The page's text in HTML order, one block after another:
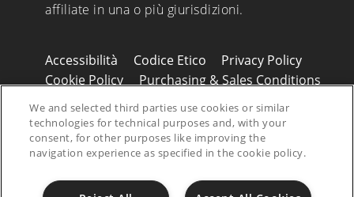
affiliate in una o più giurisdizioni.
Accessibilità Codice Etico
Privacy Policy
Cookie Policy
Purchasing & Sales Conditions
Legals
Disclaimer
© 2026 Stevanato Group. All Right Reserved
- P.IVA 01487430280
We and selected third parties use cookies or similar
technologies for technical purposes and, with your
consent, for other purposes like improving the
navigation experience as specified in the cookie policy.